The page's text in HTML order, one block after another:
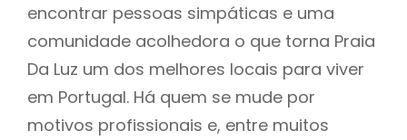
encontrar pessoas simpáticas e uma
comunidade acolhedora o que torna Praia
Da Luz um dos melhores locais para viver
em Portugal. Há quem se mude por
motivos profissionais e, entre muitos